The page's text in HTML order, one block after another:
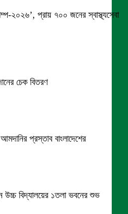
২০২৬’, প্রায় ৭০০ জনের স্বাস্থ্যসেবা
চেক বিতরণ
প্রস্তাব বাংলাদেশের
উচ্চ বিদ্যালয়ের ১তলা ভবনের শুভ